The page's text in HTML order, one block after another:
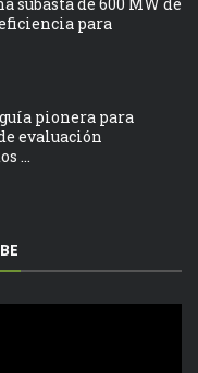
para
pionera para
evaluación
...